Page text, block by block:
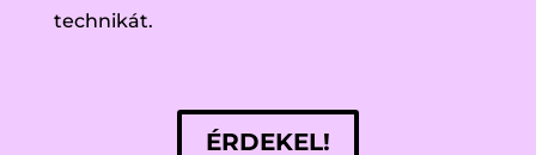
technikát.
ÉRDEKEL!